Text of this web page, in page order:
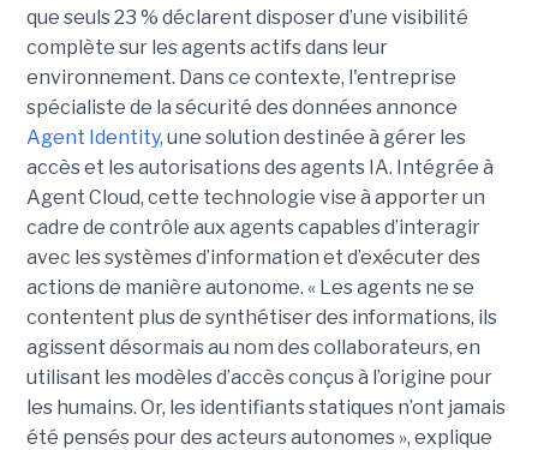
que seuls 23 % déclarent disposer d’une visibilité
complète sur les agents actifs dans leur
environnement. Dans ce contexte, l'entreprise
spécialiste de la sécurité des données annonce
Agent Identity, une solution destinée à gérer les
accès et les autorisations des agents IA. Intégrée à
Agent Cloud, cette technologie vise à apporter un
cadre de contrôle aux agents capables d’interagir
avec les systèmes d’information et d’exécuter des
actions de manière autonome. « Les agents ne se
contentent plus de synthétiser des informations, ils
agissent désormais au nom des collaborateurs, en
utilisant les modèles d’accès conçus à l’origine pour
les humains. Or, les identifiants statiques n’ont jamais
été pensés pour des acteurs autonomes », explique